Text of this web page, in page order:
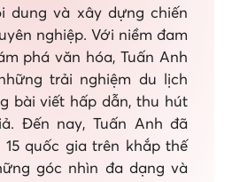
dung và xây dựng chiến
nghiệp. Với niềm đam
phá văn hóa, Tuấn Anh
trải nghiệm du lịch
bài viết hấp dẫn, thu hút
Đến nay, Tuấn Anh đã
quốc gia trên khắp thế
góc nhìn đa dạng và